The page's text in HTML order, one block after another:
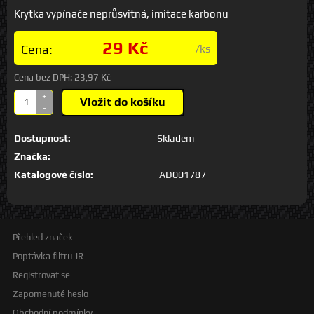
Krytka vypínače neprůsvitná, imitace karbonu
Cena: 29 Kč /ks
Cena bez DPH: 23,97 Kč
+
-
Vložit do košíku
Dostupnost:
Skladem
Značka:
Katalogové číslo:
AD001787
Přehled značek
Poptávka filtru JR
Registrovat se
Zapomenuté heslo